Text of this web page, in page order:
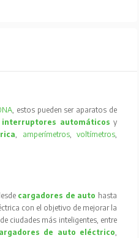
, estos pueden ser aparatos de
interruptores automáticos y
, amperímetros, voltímetros,
cargadores de auto hasta
con el objetivo de mejorar la
ciudades más inteligentes, entre
de auto eléctrico,